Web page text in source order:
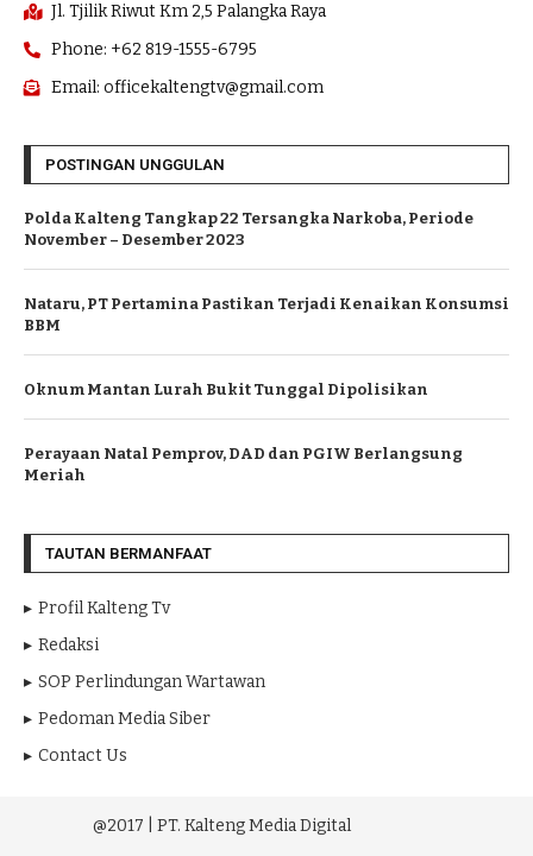
Jl. Tjilik Riwut Km 2,5 Palangka Raya
Phone: +62 819-1555-6795
Email: officekaltengtv@gmail.com
POSTINGAN UNGGULAN
Polda Kalteng Tangkap 22 Tersangka Narkoba, Periode
November – Desember 2023
Nataru, PT Pertamina Pastikan Terjadi Kenaikan Konsumsi
BBM
Oknum Mantan Lurah Bukit Tunggal Dipolisikan
Perayaan Natal Pemprov, DAD dan PGIW Berlangsung
Meriah
TAUTAN BERMANFAAT
Profil Kalteng Tv
Redaksi
SOP Perlindungan Wartawan
Pedoman Media Siber
Contact Us
@2017 | PT. Kalteng Media Digital